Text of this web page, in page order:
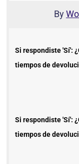
By
Si respondiste 'Sí':
tiempos de
Si respondiste 'Sí':
tiempos de